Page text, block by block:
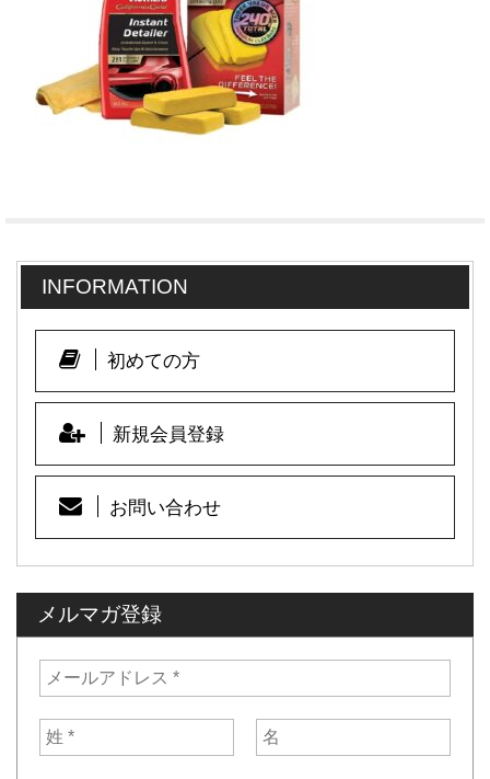
INFORMATION
初めての方
新規会員登録
お問い合わせ
メルマガ登録